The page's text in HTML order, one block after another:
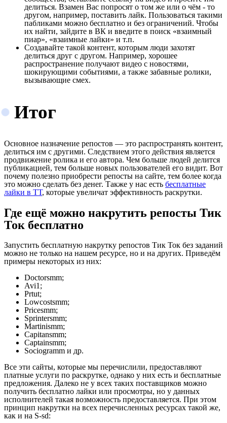
делиться. Взамен Вас попросят о том же или о чём - то
другом, например, поставить лайк. Пользоваться такими
пабликами можно бесплатно и без ограничений. Чтобы
их найти, зайдите в ВК и введите в поиск «взаимный
пиар», «взаимные лайки» и т.п.
Создавайте такой контент, которым люди захотят
делиться друг с другом. Например, хорошее
распространение получают видео с новостями,
шокирующими событиями, а также забавные ролики,
вызывающие смех.
Итог
Основное назначение репостов — это распространять контент,
делиться им с другими. Следствием этого действия является
продвижение ролика и его автора. Чем больше людей делится
публикацией, тем больше новых пользователей его видит. Вот
почему полезно приобрести репосты на сайте, тем более когда
это можно сделать без денег. Также у нас есть бесплатные
лайки в ТТ, которые увеличат эффективность раскрутки.
Где ещё можно накрутить репосты Тик
Ток бесплатно
Запустить бесплатную накрутку репостов Тик Ток без заданий
можно не только на нашем ресурсе, но и на других. Приведём
примеры некоторых из них:
Doctorsmm;
Avi1;
Prtut;
Lowcostsmm;
Pricesmm;
Sprintersmm;
Martinismm;
Capitansmm;
Captainsmm;
Sociogramm и др.
Все эти сайты, которые мы перечислили, предоставляют
платные услуги по раскрутке, однако у них есть и бесплатные
предложения. Далеко не у всех таких поставщиков можно
получить бесплатно лайки или просмотры, но у данных
исполнителей такая возможность предоставляется. При этом
принцип накрутки на всех перечисленных ресурсах такой же,
как и на S-sd: